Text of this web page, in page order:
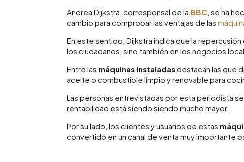
Andrea Dijkstra, corresponsal de la BBC , se ha
cambio para comprobar las ventajas de las
En este sentido, Dijkstra indica que la repercusión
los ciudadanos, sino también en los negocios
Entre las máquinas instaladasdestacan las que
aceite o combustible limpio y renovable para
Las personas entrevistadas por esta periodista
rentabilidad está siendo siendo mucho mayor.
Por su lado, los clientes y usuarios de estas
convertido en un canal de venta muy importante